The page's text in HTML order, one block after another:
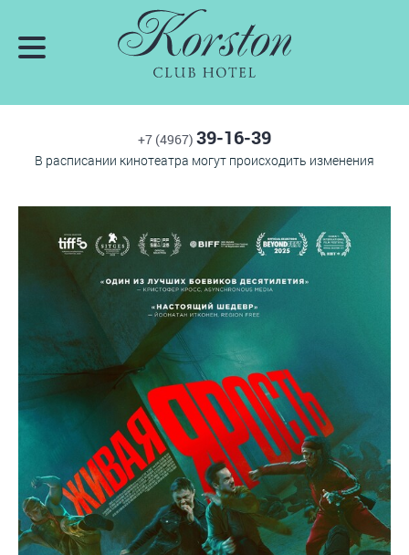
+7 (4967) 39-16-39
В расписании кинотеатра могут происходить изменения